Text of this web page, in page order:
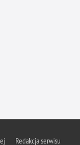
Redakcja serwisu